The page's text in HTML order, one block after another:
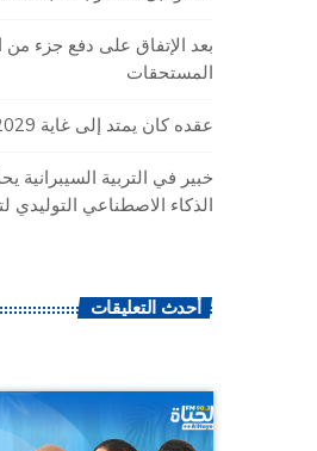
بعد الإتفاق على دفع جزء من
المستحقات
عقده كان يمتد إلى غاية 2029
خبير في التربية السيبرانية
الذكاء الاصطناعي التوليدي
أحدث التعليقات